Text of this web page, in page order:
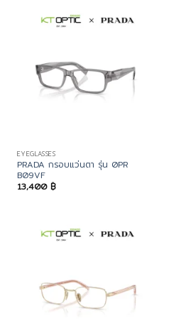
EYEGLASSES
PRADA กรอบแว่นตา รุ่น 0PR
B09VF
13,400 ฿